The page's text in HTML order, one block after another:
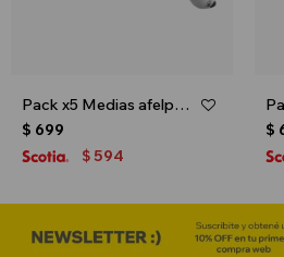
Pack x5 Medias afelpadas caña corta para caballero - Gris melange
$ 699
$ 594
$